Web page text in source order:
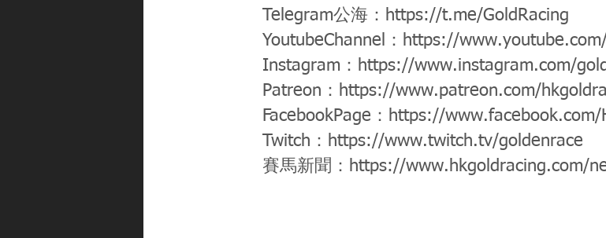
Telegram公海： https://t.me/GoldRacing
YoutubeChannel： https://
Instagram： https://www.instagram.com/
Patreon： https://www.patreon.com/
FacebookPage： https://www.facebook.com/
Twitch： https://www.twitch.tv/goldenrace
賽馬新聞： https://www.hkgoldracing.com/